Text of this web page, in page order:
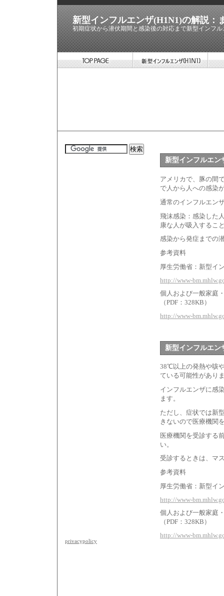
新型インフルエンザ(H1N1)の解説：
初期症状から潜伏期間と感染後の対応まで新型インフ
新型インフルエン
アメリカで、豚の間
で人から人への感染
通常のインフルエン
飛沫感染：感染した
康な人が吸入するこ
感染から発症までの
参考資料
厚生労働省：新型イ
http://www-
個人および一般家庭
（PDF：328KB）
http://www-
新型インフルエン
38℃以上の発熱や咳
ている可能性があり
インフルエンザに感
ます。
ただし、症状では新
きないので医療機関
医療機関を受診する
い。
受診するときは、マ
参考資料
厚生労働省：新型イ
http://www-
個人および一般家庭
（PDF：328KB）
http://www-
privacypolicy